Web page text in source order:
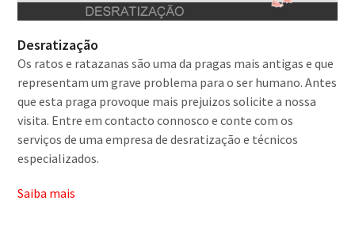
Desratização
Os ratos e ratazanas são uma da pragas mais antigas e que
representam um grave problema para o ser humano. Antes
que esta praga provoque mais prejuizos solicite a nossa
visita. Entre em contacto connosco e conte com os
serviços de uma empresa de desratização e técnicos
especializados.
Saiba mais